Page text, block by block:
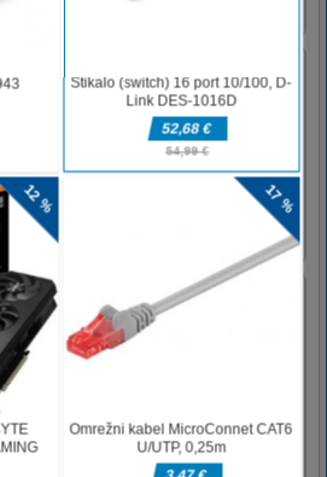
Adventure
Adventure je zabavna tekaška in
igra, primerna za vse starosti. Teci in
s Stevom, legendo spletne igre. Zbirajte
in se izogibajte sovražnikom na poti do
črte. Naš ljubki Steve se vrača v
igri skakanja in teka! Zabavajte se, ko
Blast
Blast je sladka ugankarska
v kateri se lahko dotaknete
koli nabora kock ujemajočih se barv
vse poskočite in razstrelite. Več kock
uspe razstreliti hkrati, več nagrad in
boste zbrali. Torej, ne glede na to, ali